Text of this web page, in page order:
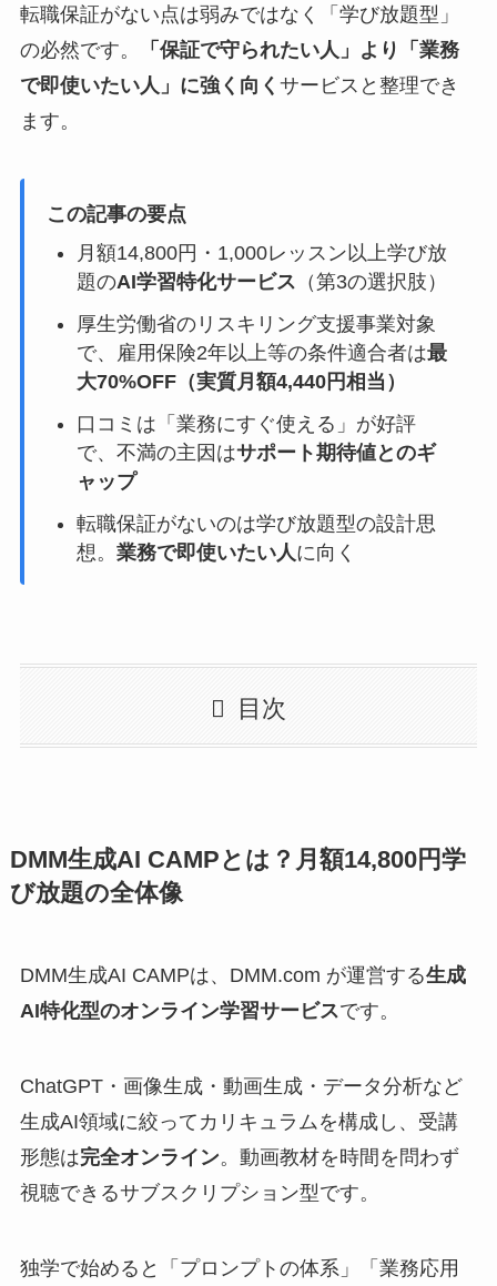
転職保証がない点は弱みではなく「学び放題型」
の必然です。
「保証で守られたい人」より「業務
で即使いたい人」に強く向く サービスと整理でき
ます。
この記事の要点
月額14,800円・1,000レッスン以上学び放
題のAI学習特化サービス （第3の選択肢）
厚生労働省のリスキリング支援事業対象
で、雇用保険2年以上等の条件適合者は最
大70%OFF（実質月額4,440円相当）
口コミは「業務にすぐ使える」が好評
で、不満の主因はサポート期待値とのギ
ャップ
転職保証がないのは学び放題型の設計思
想。 業務で即使いたい人 に向く
目次
DMM生成AI CAMPとは？月額14,800円学
び放題の全体像
DMM生成AI CAMPは、DMM.com が運営する生成
AI特化型のオンライン学習サービスです。
ChatGPT・画像生成・動画生成・データ分析など
生成AI領域に絞ってカリキュラムを構成し、受講
形態は完全オンライン。動画教材を時間を問わず
視聴できるサブスクリプション型です。
独学で始めると「プロンプトの体系」「業務応用